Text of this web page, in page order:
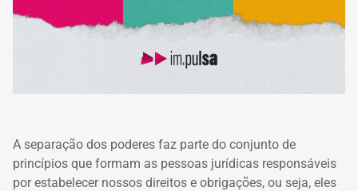
A separação dos poderes faz parte do conjunto de
princípios que formam as pessoas jurídicas responsáveis
por estabelecer nossos direitos e obrigações, ou seja, eles